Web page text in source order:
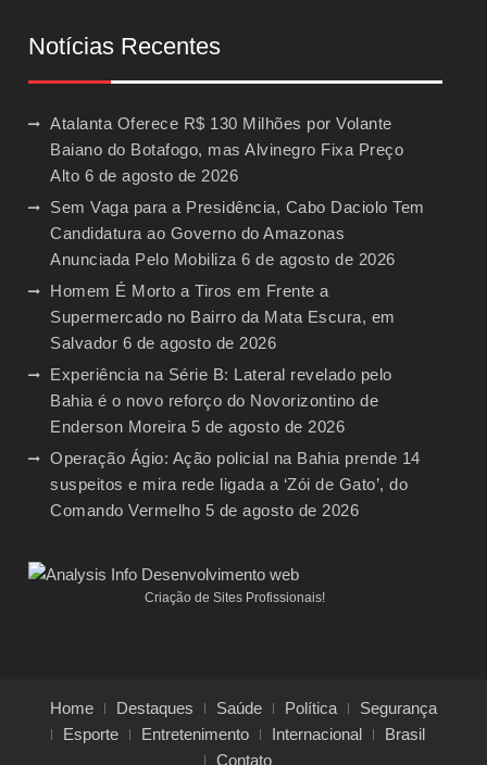
Notícias Recentes
Atalanta Oferece R$ 130 Milhões por Volante
Baiano do Botafogo, mas Alvinegro Fixa Preço
Alto 6 de agosto de 2026
Sem Vaga para a Presidência, Cabo Daciolo Tem
Candidatura ao Governo do Amazonas
Anunciada Pelo Mobiliza 6 de agosto de 2026
Homem É Morto a Tiros em Frente a
Supermercado no Bairro da Mata Escura, em
Salvador 6 de agosto de 2026
Experiência na Série B: Lateral revelado pelo
Bahia é o novo reforço do Novorizontino de
Enderson Moreira 5 de agosto de 2026
Operação Ágio: Ação policial na Bahia prende 14
suspeitos e mira rede ligada a ‘Zói de Gato’, do
Comando Vermelho 5 de agosto de 2026
Criação de Sites Profissionais!
Home Destaques Saúde Política
Segurança
Esporte
Entretenimento Internacional
Brasil
Contato